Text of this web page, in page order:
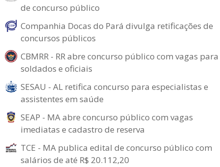
de concurso público
Companhia Docas do Pará divulga retificações de
concursos públicos
CBMRR - RR abre concurso público com vagas para
soldados e oficiais
SESAU - AL retifica concurso para especialistas e
assistentes em saúde
SEAP - MA abre concurso público com vagas
imediatas e cadastro de reserva
TCE - MA publica edital de concurso público com
salários de até R$ 20.112,20